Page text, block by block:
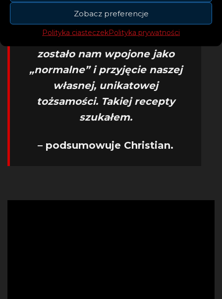
Zobacz preferencje
Polityka ciasteczekPolityka prywatności
głowie”. Te myśli, te pytania,
te stygmaty, które staramy się
wymazać. Porzucenie tego, co
zostało nam wpojone jako
„normalne” i przyjęcie naszej
własnej, unikatowej
tożsamości. Takiej recepty
szukałem.
– podsumowuje Christian.